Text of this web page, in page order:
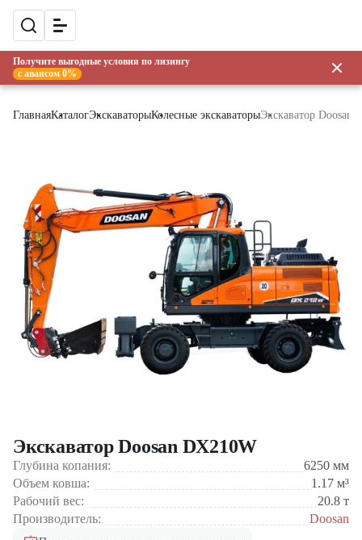
Получите выгодные условия по лизингу
с авансом 0%
ГлавнаяКаталогЭкскаваторыКолесные экскаваторыЭкскаватор Doosan
Экскаватор Doosan DX210W
Глубина копания: 6250 мм
Объем ковша:
1.17 м³
Рабочий вес:
20.8 т
Производитель:
Doosan